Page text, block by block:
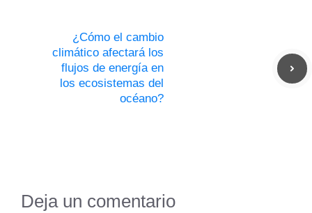
¿Cómo el cambio
climático afectará los
flujos de energía en
los ecosistemas del
océano?
Deja un comentario